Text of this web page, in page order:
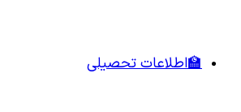
🏫اطلاعات تحصیلی